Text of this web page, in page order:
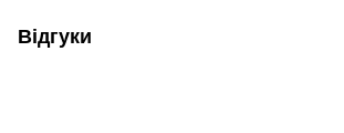
Відгуки